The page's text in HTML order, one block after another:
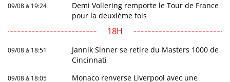
09/08 à 19:24
Demi Vollering remporte le Tour de France
pour la deuxième fois
18H
09/08 à 18:51
Jannik Sinner se retire du Masters 1000 de
Cincinnati
09/08 à 18:05
Monaco renverse Liverpool avec une